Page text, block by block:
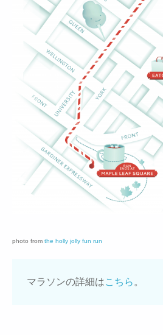
photo from the holly jolly fun run
マラソンの詳細はこちら 。